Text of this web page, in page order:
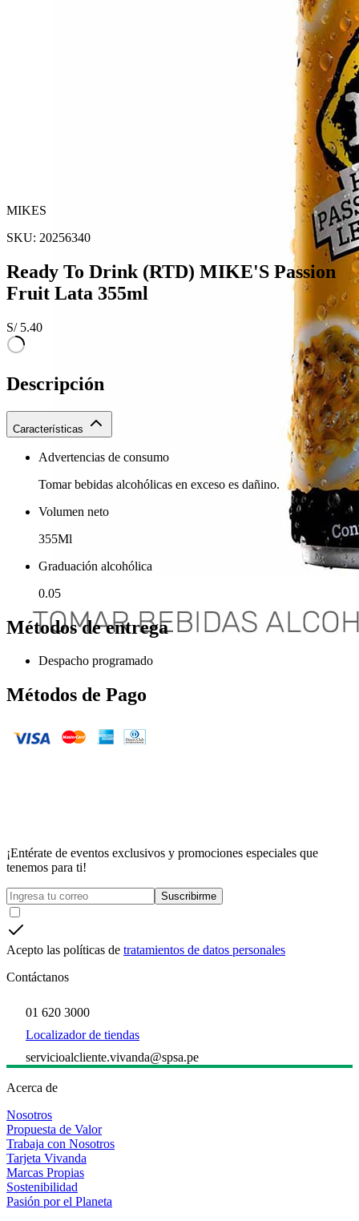
MIKES
SKU: 20256340
Ready To Drink (RTD) MIKE'S Passion
Fruit Lata 355ml
S/ 5.40
Descripción
Características
Advertencias de consumo
Tomar bebidas alcohólicas en exceso es dañino.
Volumen neto
355Ml
Graduación alcohólica
0.05
Métodos de entrega
Despacho programado
Métodos de Pago
¡Entérate de eventos exclusivos y promociones especiales que
tenemos para ti!
Suscribirme
Acepto las políticas de tratamientos de datos personales
Contáctanos
01 620 3000
Localizador de tiendas
servicioalcliente.vivanda@spsa.pe
Acerca de
Nosotros
Propuesta de Valor
Trabaja con Nosotros
Tarjeta Vivanda
Marcas Propias
Sostenibilidad
Pasión por el Planeta